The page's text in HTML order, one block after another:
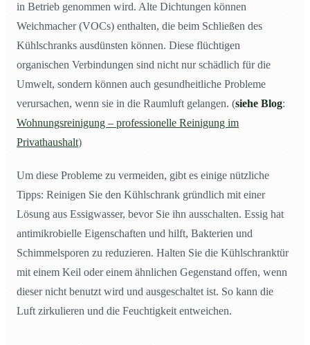
in Betrieb genommen wird. Alte Dichtungen können
Weichmacher (VOCs) enthalten, die beim Schließen des
Kühlschranks ausdünsten können. Diese flüchtigen
organischen Verbindungen sind nicht nur schädlich für die
Umwelt, sondern können auch gesundheitliche Probleme
verursachen, wenn sie in die Raumluft gelangen. (siehe Blog:
Wohnungsreinigung – professionelle Reinigung im
Privathaushalt)
Um diese Probleme zu vermeiden, gibt es einige nützliche
Tipps: Reinigen Sie den Kühlschrank gründlich mit einer
Lösung aus Essigwasser, bevor Sie ihn ausschalten. Essig hat
antimikrobielle Eigenschaften und hilft, Bakterien und
Schimmelsporen zu reduzieren. Halten Sie die Kühlschranktür
mit einem Keil oder einem ähnlichen Gegenstand offen, wenn
dieser nicht benutzt wird und ausgeschaltet ist. So kann die
Luft zirkulieren und die Feuchtigkeit entweichen.